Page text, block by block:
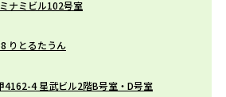
ナミビル102号室
りとるたうん
4162-4 星武ビル2階B号室・D号室